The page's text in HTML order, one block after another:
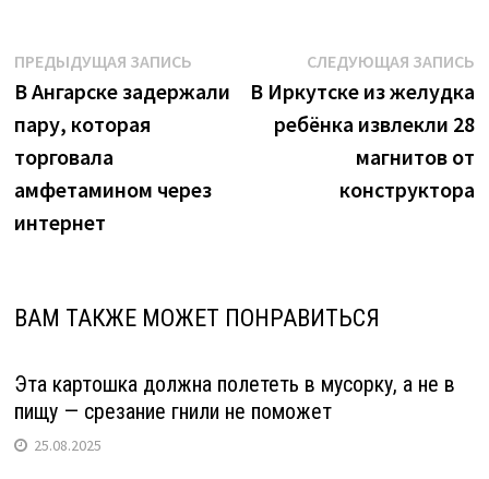
Иркуту
мальчика
и
мужчины"
Навигация
по
записям
ПРЕДЫДУЩАЯ ЗАПИСЬПредыдущая
запись:
В Ангарске задержали
пару, которая
торговала
амфетамином через
интернет
СЛЕДУЮЩАЯ ЗАПИСЬ
В Иркутске из желудка
ребёнка извлекли 28
магнитов от
конструктора
ВАМ ТАКЖЕ МОЖЕТ ПОНРАВИТЬСЯ
Эта картошка должна полететь в мусорку, а не в
пищу — срезание гнили не поможет
25.08.2025